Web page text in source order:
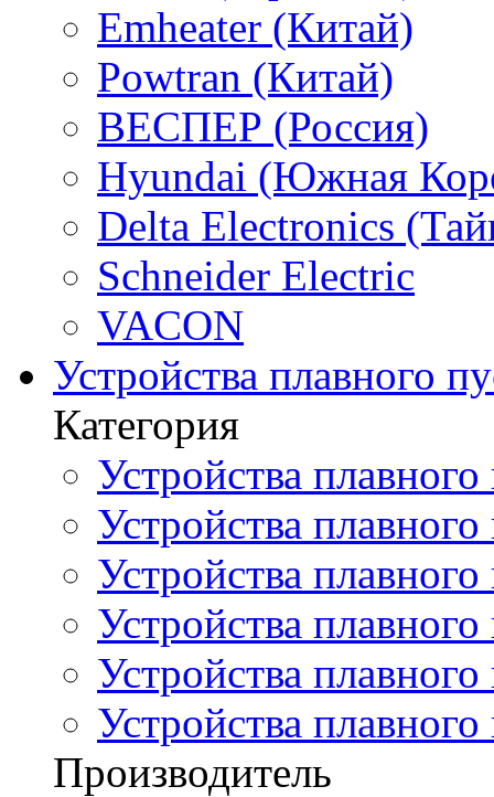
Emheater (Китай)
Powtran (Китай)
ВЕСПЕР (Россия)
Hyundai (Южная
Delta Electronics
Schneider Electric
VACON
Устройства плавного
Категория
Устройства
Устройства
Устройства
Устройства
Устройства
Устройства
Производитель